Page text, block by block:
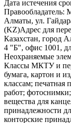
Дата истечения
Правообладатель:
Алматы, ул.
(KZ)Адрес для
Казахстан, город
4 "Б", офис 1001,
Неохраняемые
Классы МКТУ и
бумага, картон и
классам; печатная
работ;
вещества для
принадлежности
конторские